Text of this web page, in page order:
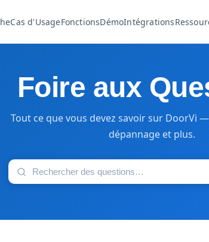
Cas d'UsageFonctionsDémoIntégrations
Foire aux
Tout ce que vous devez savoir sur DoorVi
dépannage et plus.